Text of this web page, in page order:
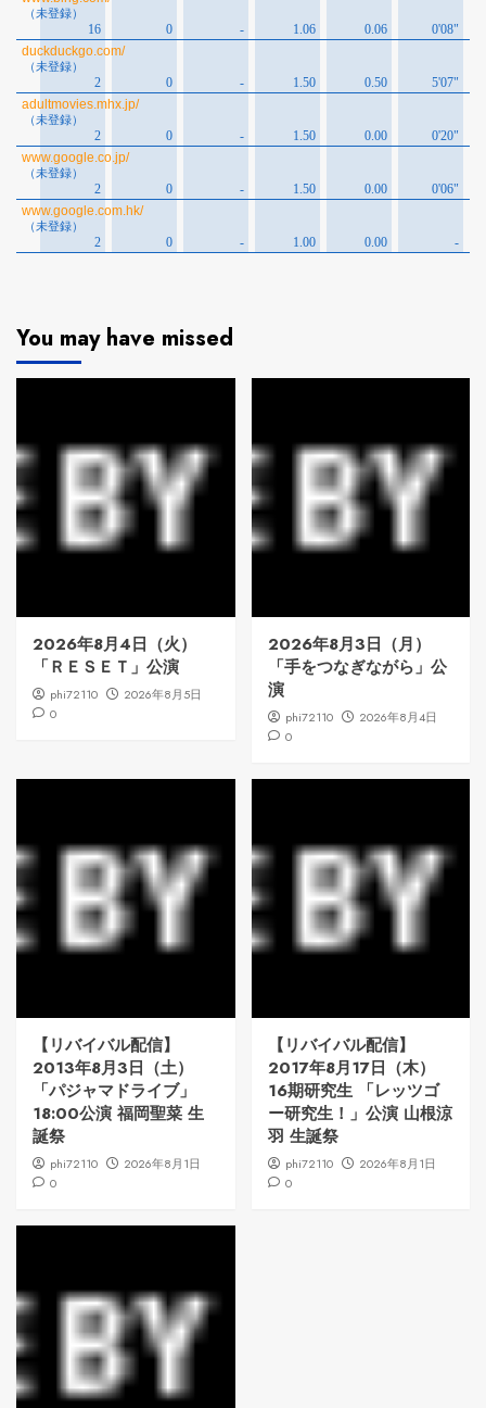
You may have missed
2026年8月4日（火）
「ＲＥＳＥＴ」公演
phi72110
2026年8月5日
0
2026年8月3日（月）
「手をつなぎながら」公
演
phi72110
2026年8月4日
0
【リバイバル配信】
2013年8月3日（土）
「パジャマドライブ」
18:00公演 福岡聖菜 生
誕祭
phi72110
2026年8月1日
0
【リバイバル配信】
2017年8月17日（木）
16期研究生 「レッツゴ
ー研究生！」公演 山根涼
羽 生誕祭
phi72110
2026年8月1日
0